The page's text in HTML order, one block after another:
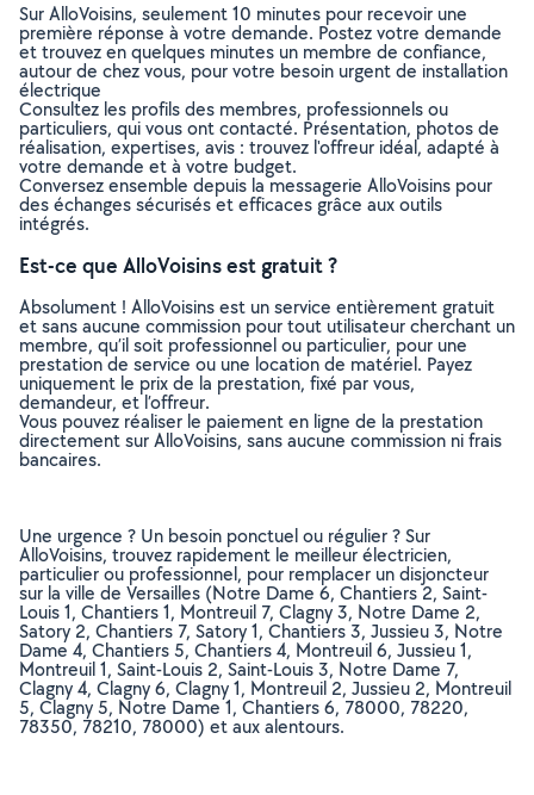
Sur AlloVoisins, seulement 10 minutes pour recevoir une
première réponse à votre demande. Postez votre demande
et trouvez en quelques minutes un membre de confiance,
autour de chez vous, pour votre besoin urgent de installation
électrique
Consultez les profils des membres, professionnels ou
particuliers, qui vous ont contacté. Présentation, photos de
réalisation, expertises, avis : trouvez l'offreur idéal, adapté à
votre demande et à votre budget.
Conversez ensemble depuis la messagerie AlloVoisins pour
des échanges sécurisés et efficaces grâce aux outils
intégrés.
Est-ce que AlloVoisins est gratuit ?
Absolument ! AlloVoisins est un service entièrement gratuit
et sans aucune commission pour tout utilisateur cherchant un
membre, qu’il soit professionnel ou particulier, pour une
prestation de service ou une location de matériel. Payez
uniquement le prix de la prestation, fixé par vous,
demandeur, et l’offreur.
Vous pouvez réaliser le paiement en ligne de la prestation
directement sur AlloVoisins, sans aucune commission ni frais
bancaires.
Une urgence ? Un besoin ponctuel ou régulier ? Sur
AlloVoisins, trouvez rapidement le meilleur électricien,
particulier ou professionnel, pour remplacer un disjoncteur
sur la ville de Versailles (Notre Dame 6, Chantiers 2, Saint-
Louis 1, Chantiers 1, Montreuil 7, Clagny 3, Notre Dame 2,
Satory 2, Chantiers 7, Satory 1, Chantiers 3, Jussieu 3, Notre
Dame 4, Chantiers 5, Chantiers 4, Montreuil 6, Jussieu 1,
Montreuil 1, Saint-Louis 2, Saint-Louis 3, Notre Dame 7,
Clagny 4, Clagny 6, Clagny 1, Montreuil 2, Jussieu 2, Montreuil
5, Clagny 5, Notre Dame 1, Chantiers 6, 78000, 78220,
78350, 78210, 78000) et aux alentours.